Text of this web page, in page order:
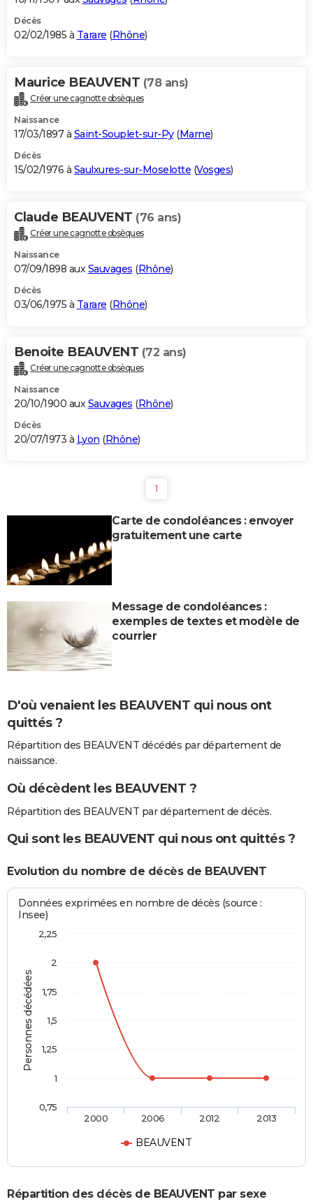
Décès
02/02/1985 à Tarare (Rhône)
Maurice BEAUVENT (78 ans)
Créer une cagnotte obsèques
Naissance
17/03/1897 à Saint-Souplet-sur-Py(Marne)
Décès
15/02/1976 à Saulxures-sur-Moselotte (Vosges)
Claude BEAUVENT (76 ans)
Créer une cagnotte obsèques
Naissance
07/09/1898 auxSauvages (Rhône)
Décès
03/06/1975 à Tarare (Rhône)
Benoite BEAUVENT (72 ans)
Créer une cagnotte obsèques
Naissance
20/10/1900 auxSauvages (Rhône)
Décès
20/07/1973 à Lyon (Rhône)
1
Carte de condoléances : envoyer
gratuitement une carte
Message de condoléances :
exemples de textes et modèle de
courrier
D'où venaient les BEAUVENT qui nous ont
quittés ?
Répartition des BEAUVENT décédés par département de
naissance.
Où décèdent les BEAUVENT ?
Répartition des BEAUVENT par département de décès.
Qui sont les BEAUVENT qui nous ont quittés ?
Evolution du nombre de décès de BEAUVENT
Personnes décédées
Données exprimées en nombre de décès (source :
Insee)
BEAUVENT
2000 2006 2012 2013
0,75
1
1,25
1,5
1,75
2
2,25
Répartition des décès de BEAUVENT par sexe